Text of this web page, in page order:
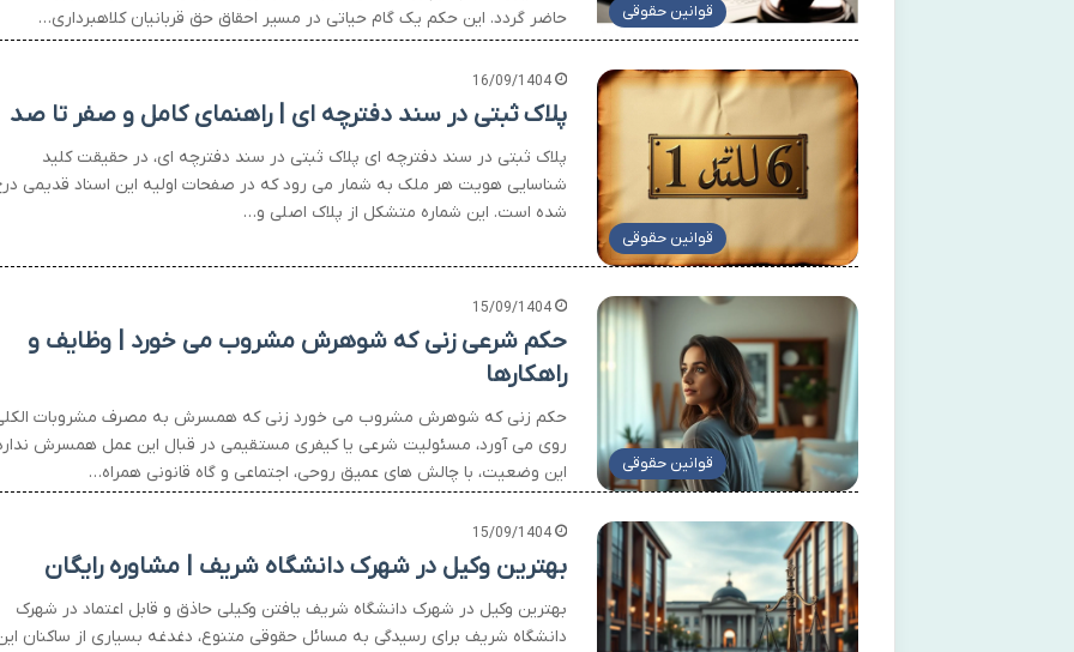
قوانین حقوقی
حاضر گردد. این حکم یک گام حیاتی در مسیر احقاق حق قربانیان کلاهبرداری…
قوانین حقوقی
16/09/1404
پلاک ثبتی در سند دفترچه ای | راهنمای کامل و صفر تا صد
پلاک ثبتی در سند دفترچه ای پلاک ثبتی در سند دفترچه ای، در حقیقت کلید
شناسایی هویت هر ملک به شمار می رود که در صفحات اولیه این اسناد قدیمی
شده است. این شماره متشکل از پلاک اصلی و…
قوانین حقوقی
15/09/1404
حکم شرعی زنی که شوهرش مشروب می خورد | وظایف و
راهکارها
حکم زنی که شوهرش مشروب می خورد زنی که همسرش به مصرف مشروبات
روی می آورد، مسئولیت شرعی یا کیفری مستقیمی در قبال این عمل همسرش
این وضعیت، با چالش های عمیق روحی، اجتماعی و گاه قانونی همراه…
15/09/1404
بهترین وکیل در شهرک دانشگاه شریف | مشاوره رایگان
بهترین وکیل در شهرک دانشگاه شریف یافتن وکیلی حاذق و قابل اعتماد در شهرک
دانشگاه شریف برای رسیدگی به مسائل حقوقی متنوع، دغدغه بسیاری از ساکنان